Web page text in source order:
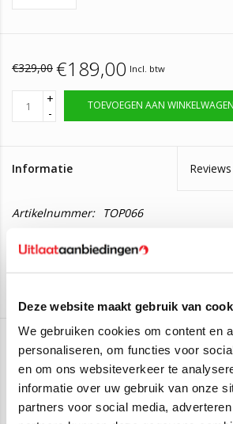
Deze website maakt gebruik van
We gebruiken cookies om content en
personaliseren, om functies voor
en om ons websiteverkeer te
informatie over uw gebruik van onze
partners voor social media,
€329,00 €189,00 Incl. btw
+
-
TOEVOEGEN AAN WINKELWAGEN
Informatie Reviews
Artikelnummer:
TOP066
Levertijd:
verzonden
Volkswagen Polo V
Deze katalysator is geschikt voor de
Seat Ibiza IV 1.2(44kW/60PK) (2009 t/
Seat Ibiza IV 1.2(51kW/69) (2008 t/m
Skoda Fabia II 1.2i(44kW/60PK) (2006
voorCombi-variant)
Aan verlanglijst toevoegen/Toevoegen om te